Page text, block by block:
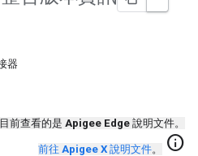
器
前查看的是 Apigee Edge 說明文件。
前往 Apigee X 說明文件。 info